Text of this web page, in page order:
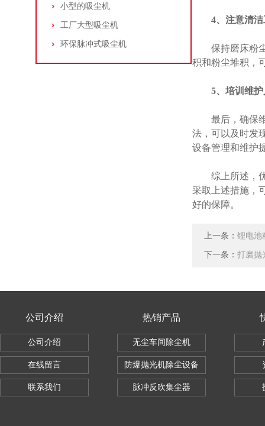
小型的吸尘机
工厂大型吸尘机
环保脉冲式吸尘机
4、注意清
保持磨床粉尘
积和粉尘堆积，
5、培训维
最后，确保维
法，可以及时发
设备管理和维护
综上所述，优
采取上述措施，
好的保障。
上一条： 锂电池
下一条： 打磨抛
公司介绍
公司介绍
在线留言
联系我们
热销产品
无尘车间除尘机
防爆抛光机除尘设备
脉冲反吹集尘器